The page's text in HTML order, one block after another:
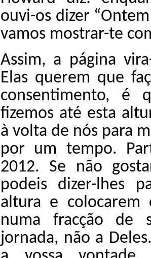
ouvi-os dizer
vamos mostrar-te
Assim, a página
Elas querem que
consentimento, é
fizemos até esta
à volta de nós para
por um tempo.
2012. Se não
podeis dizer-lhes
altura e colocarem
numa fracção de
jornada, não a